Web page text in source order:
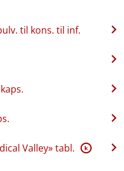
til kons. til inf.
Valley» tabl. K